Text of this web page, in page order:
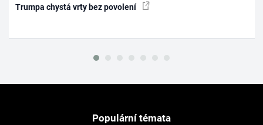
Trumpa chystá vrty bez povolení
Populární témata